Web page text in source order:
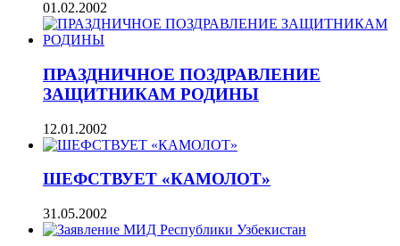
01.02.2002
ПРАЗДНИЧНОЕ ПОЗДРАВЛЕНИЕ
ЗАЩИТНИКАМ РОДИНЫ
12.01.2002
ШЕФСТВУЕТ «КАМОЛОТ»
31.05.2002